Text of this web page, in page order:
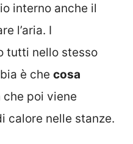
interno anche il
l’aria. I
tutti nello stesso
è che cosa
che poi viene
calore nelle stanze.